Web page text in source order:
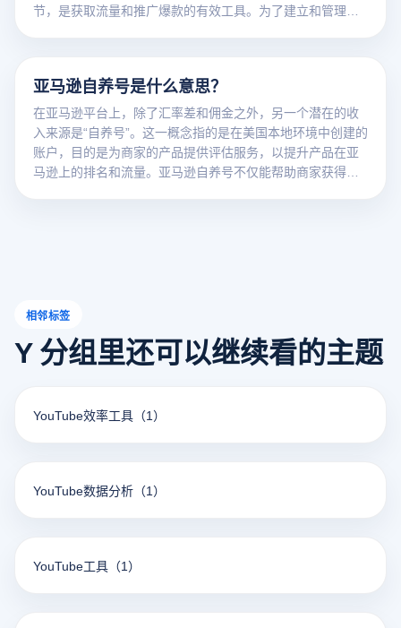
节，是获取流量和推广爆款的有效工具。为了建立和管理亚
亚马逊自养号是什么意思？
在亚马逊平台上，除了汇率差和佣金之外，另一个潜在的收
入来源是“自养号”。这一概念指的是在美国本地环境中创建的
账户，目的是为商家的产品提供评估服务，以提升产品在亚
马逊上的排名和流量。亚马逊自养号不仅能帮助商家获得更
相邻标签
Y 分组里还可以继续看的主题
YouTube效率工具 （1）
YouTube数据分析 （1）
YouTube工具 （1）